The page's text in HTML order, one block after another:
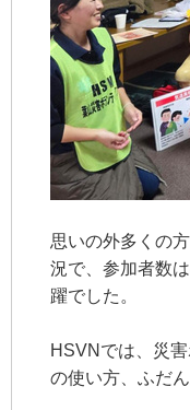
思いの外多くの
況で、参加者数
躍でした。
HSVNでは、災
の使い方、ふだ